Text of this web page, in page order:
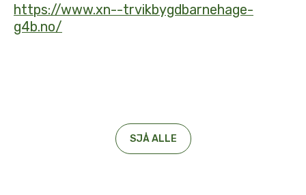
https://www.xn--trvikbygdbarnehage-
g4b.no/
SJÅ ALLE